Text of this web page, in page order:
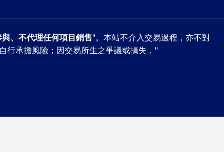
與、不代理任何項目銷售"。本站不介入交易過程，亦不對
行承擔風險；因交易所生之爭議或損失，"